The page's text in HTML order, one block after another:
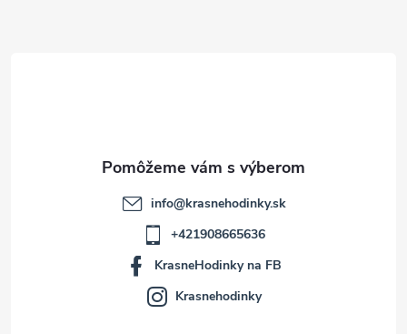
info@krasnehodinky.sk
+421908665636
KrasneHodinky na FB
Krasnehodinky